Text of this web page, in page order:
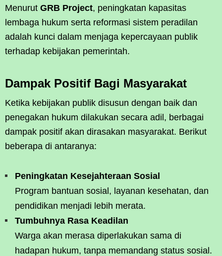
Menurut GRB Project, peningkatan kapasitas
lembaga hukum serta reformasi sistem peradilan
adalah kunci dalam menjaga kepercayaan publik
terhadap kebijakan pemerintah.
Dampak Positif Bagi Masyarakat
Ketika kebijakan publik disusun dengan baik dan
penegakan hukum dilakukan secara adil, berbagai
dampak positif akan dirasakan masyarakat. Berikut
beberapa di antaranya:
Peningkatan Kesejahteraan Sosial
Program bantuan sosial, layanan kesehatan, dan
pendidikan menjadi lebih merata.
Tumbuhnya Rasa Keadilan
Warga akan merasa diperlakukan sama di
hadapan hukum, tanpa memandang status sosial.